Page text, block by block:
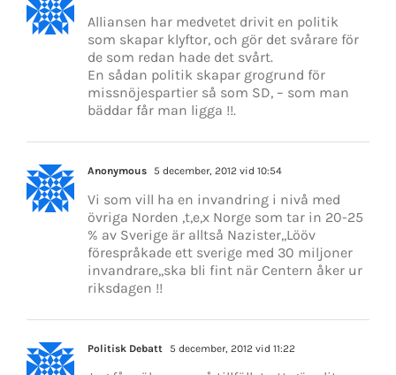
Alliansen har medvetet drivit en politik
som skapar klyftor, och gör det svårare för
de som redan hade det svårt.
En sådan politik skapar grogrund för
missnöjespartier så som SD, – som man
bäddar får man ligga !!.
Anonymous 5 december, 2012 vid 10:54
Vi som vill ha en invandring i nivå med
övriga Norden ,t,e,x Norge som tar in 20-25
% av Sverige är alltså Nazister,,Lööv
förespråkade ett sverige med 30 miljoner
invandrare,,ska bli fint när Centern åker ur
riksdagen !!
Politisk Debatt 5 december, 2012 vid 11:22